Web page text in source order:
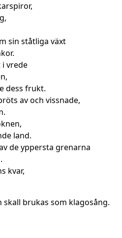
sin ståtliga växt
vrede
dess frukt.
av och vissnade,
land.
de yppersta grenarna
kvar,
skall brukas som klagosång.